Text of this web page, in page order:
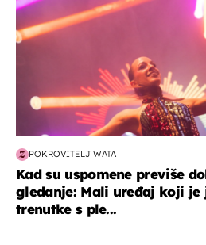
POKROVITELJ WATA
Kad su uspomene previše
gledanje: Mali uređaj koji je
trenutke s ple...